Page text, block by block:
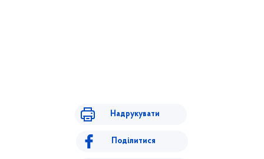
Надрукувати
Поділитися